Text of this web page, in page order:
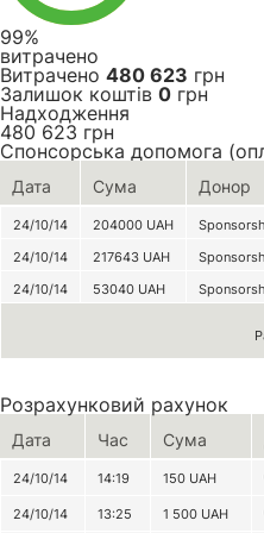
99%
витрачено
Витрачено 480 623 грн
Залишок коштів 0 грн
Надходження
480 623 грн
Спонсорська допомога
Дата Сума Донор
24/10/14 204000 UAH
24/10/14
217643 UAH
24/10/14
53040 UAH
Розрахунковий рахунок
Дата Час Сума
24/10/14 14:19 150 UAH
24/10/14 13:25 1 500 UAH